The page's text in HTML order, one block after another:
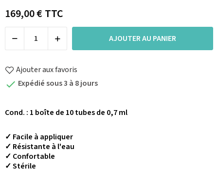
169,00 €TTC
AJOUTER AU PANIER
Ajouter aux favoris
 Expédié sous 3 à 8 jours
Cond. : 1 boîte de 10 tubes de 0,7 ml
✓ Facile à appliquer
✓ Résistante à l'eau
✓ Confortable
✓ Stérile